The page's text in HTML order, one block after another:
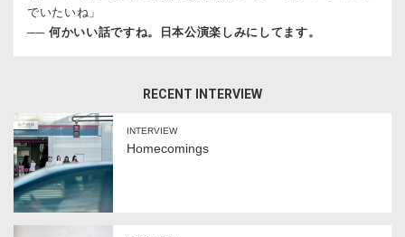
でいたいね」
── 何かいい話ですね。日本公演楽しみにしてます。
RECENT INTERVIEW
INTERVIEW
Homecomings